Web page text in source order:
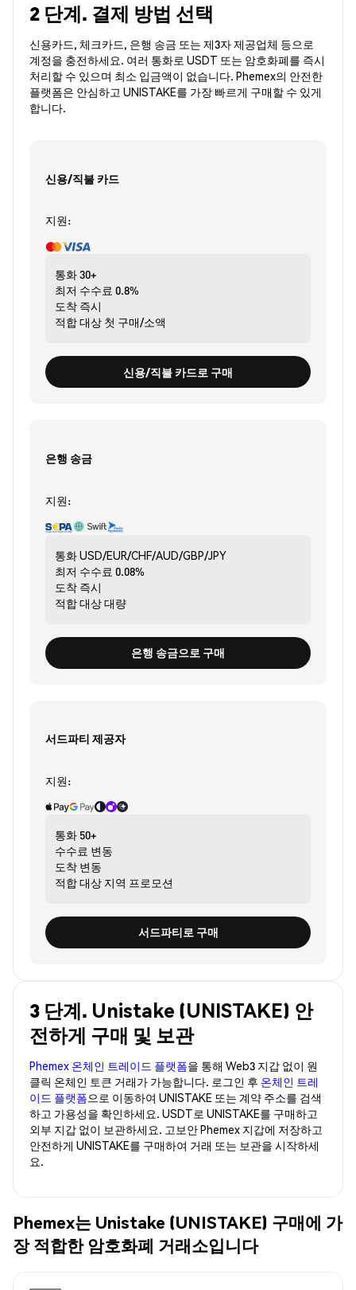
2 단계. 결제 방법 선택
신용카드, 체크카드, 은행 송금 또는 제3자 제공업체 등으로
계정을 충전하세요. 여러 통화로 USDT 또는 암호화폐를 즉시
처리할 수 있으며 최소 입금액이 없습니다. Phemex의 안전한
플랫폼은 안심하고 UNISTAKE를 가장 빠르게 구매할 수 있게
합니다.
신용/직불 카드
지원:
통화30+
최저 수수료 0.8%
도착 즉시
적합 대상 첫 구매/소액
신용/직불 카드로 구매
은행 송금
지원:
통화USD/EUR/CHF/AUD/GBP/JPY
최저 수수료 0.08%
도착 즉시
적합 대상대량
은행 송금으로 구매
서드파티 제공자
지원:
통화 50+
수수료 변동
도착 변동
적합 대상 지역 프로모션
서드파티로 구매
3 단계. Unistake (UNISTAKE) 안
전하게 구매 및 보관
Phemex 온체인 트레이드 플랫폼을 통해 Web3 지갑 없이 원
클릭 온체인 토큰 거래가 가능합니다. 로그인 후 온체인 트레
이드 플랫폼으로 이동하여 UNISTAKE 또는 계약 주소를 검색
하고 가용성을 확인하세요. USDT로 UNISTAKE를 구매하고
외부 지갑 없이 보관하세요. 고보안 Phemex 지갑에 저장하고
안전하게 UNISTAKE를 구매하여 거래 또는 보관을 시작하세
요.
Phemex는 Unistake (UNISTAKE) 구매에 가
장 적합한 암호화폐 거래소입니다